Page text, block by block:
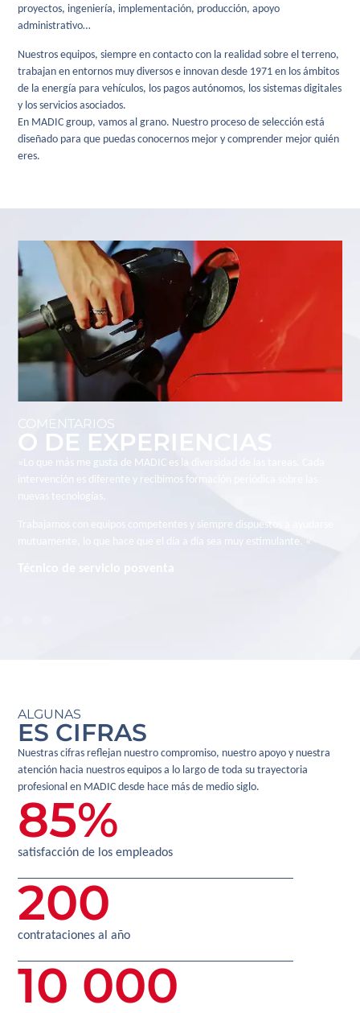
proyectos, ingeniería, implementación, producción, apoyo
administrativo…
Nuestros equipos, siempre en contacto con la realidad sobre el terreno,
trabajan en entornos muy diversos e innovan desde 1971 en los ámbitos
de la energía para vehículos, los pagos autónomos, los sistemas digitales
y los servicios asociados.
En MADIC group, vamos al grano. Nuestro proceso de selección está
diseñado para que puedas conocernos mejor y comprender mejor quién
eres.
COMENTARIOS
O DE EXPERIENCIAS
«Me incorporé a MADIC para participar en proyectos técnicos de gran
envergadura. Valoro mucho la confianza que se deposita en los
empleados, la autonomía a la hora de gestionar nuestros proyectos y la
Cada proyecto es un nuevo reto. «
ALGUNAS
ES CIFRAS
Nuestras cifras reflejan nuestro compromiso, nuestro apoyo y nuestra
atención hacia nuestros equipos a lo largo de toda su trayectoria
profesional en MADIC desde hace más de medio siglo.
satisfacción de los empleados
85%
contrataciones al año
200
10 000